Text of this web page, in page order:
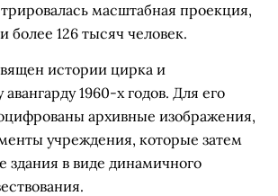
масштабная проекция,
более 126 тысяч человек.
истории цирка и
1960-х годов. Для его
архивные изображения,
учреждения, которые затем
здания в виде динамичного